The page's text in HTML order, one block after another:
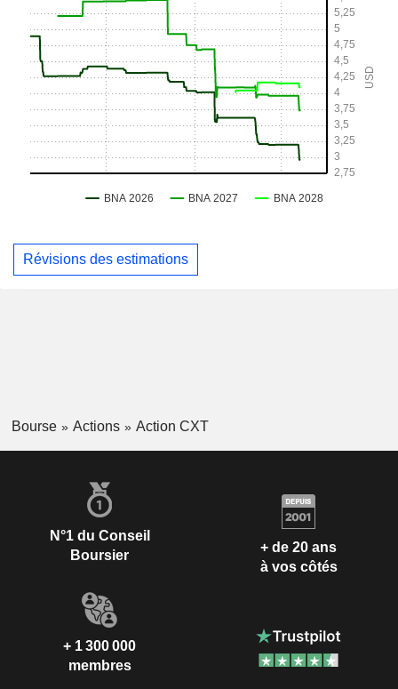
Révisions des estimations
Bourse Actions Action CXT
N°1 du Conseil
Boursier
+ de 20 ans
à vos côtés
+ 1 300 000
membres